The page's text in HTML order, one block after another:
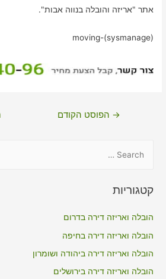
אתר "אריזה והובלה בנווה אבות".
moving-(sysmanage)
ניווט→ הפוסט הקודם
r
o
r
קטגוריות
הובלה ואריזה דירה בדרום
הובלה ואריזה דירה בחיפה
הובלה ואריזה דירה ביהודה ושומרון
הובלה ואריזה דירה בירושלים